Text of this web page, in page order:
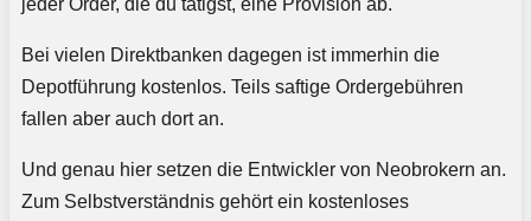
Bei vielen Direktbanken dagegen ist immerhin die
Depotführung kostenlos. Teils saftige Ordergebühren
fallen aber auch dort an.
Und genau hier setzen die Entwickler von Neobrokern an.
Zum Selbstverständnis gehört ein kostenloses